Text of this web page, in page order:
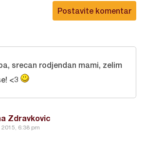
Postavite komentar
Zdravkovic
2015, 6:38 pm
srecan rodjendan mami, zelim
<3